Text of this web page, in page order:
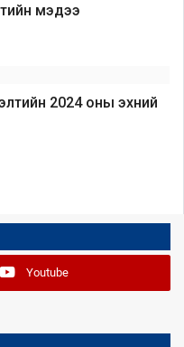
мэдээ
2024 оны эхний
Youtube